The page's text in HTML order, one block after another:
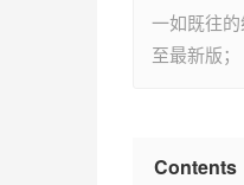
一如既往
至最新版；
Contents